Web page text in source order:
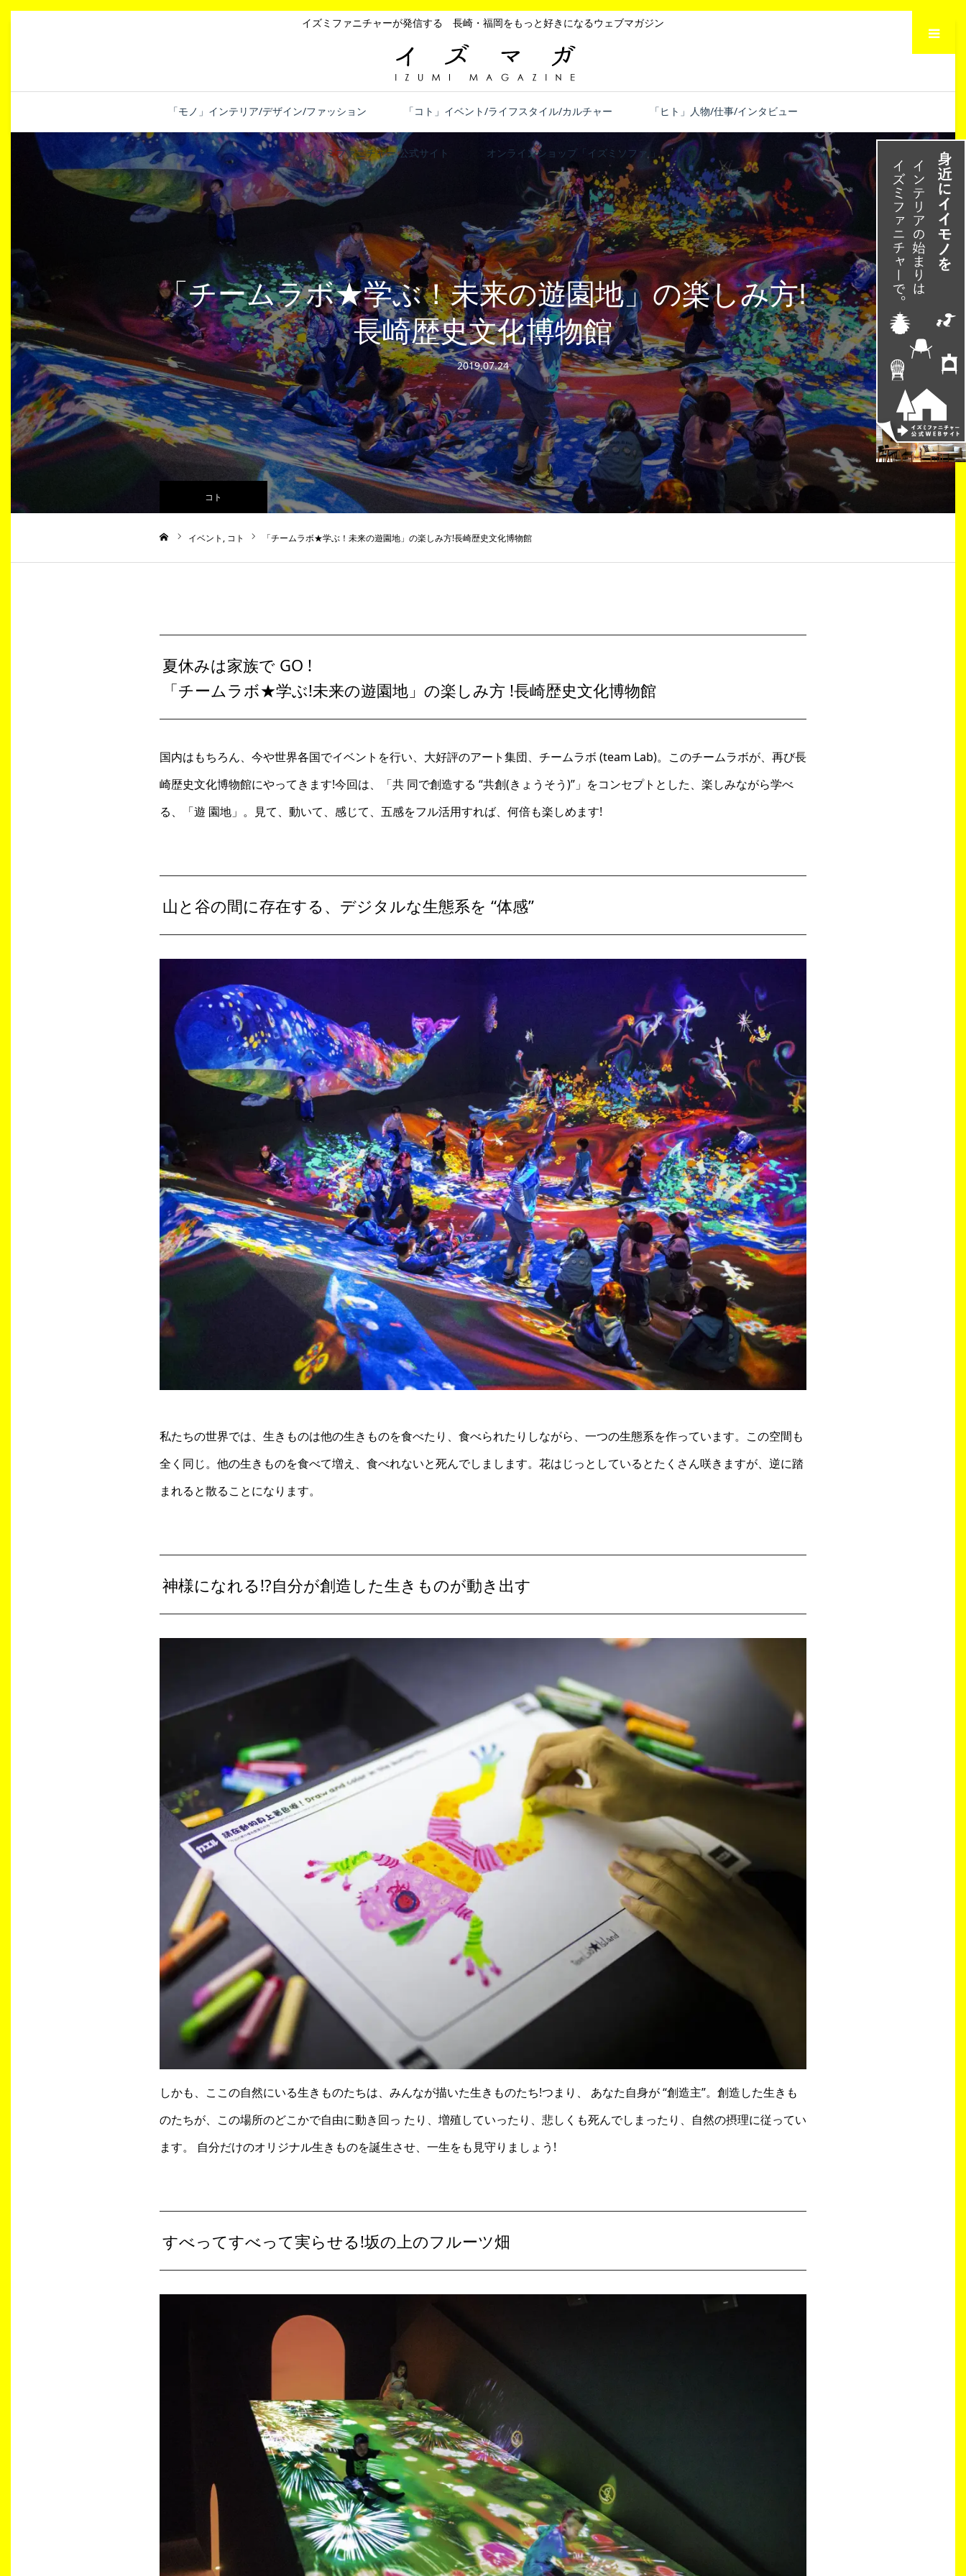
イズミファニチャーが発信する 長崎・福岡をもっと好きになるウェブマガジン
メニュー
「モノ」インテリア/デザイン/ファッション 「コト」イベント/ライフスタイル/カルチャー 「ヒト」人物/仕事/インタビュー
イズミファニチャー 公式サイト オンラインショップ「イズミソファ 」
「チームラボ★学ぶ！未来の遊園地」の楽しみ方!
長崎歴史文化博物館
2019.07.24
コト
イベント コト 「チームラボ★学ぶ！未来の遊園地」の楽しみ方!長崎歴史文化博物館
夏休みは家族で GO !
「チームラボ★学ぶ!未来の遊園地」の楽しみ方 !長崎歴史文化博物館
国内はもちろん、今や世界各国でイベントを行い、大好評のアート集団、チームラボ (team Lab)。このチームラボが、再び長
崎歴史文化博物館にやってきます!今回は、「共 同で創造する “共創(きょうそう)”」をコンセプトとした、楽しみながら学べ
る、「遊 園地」。見て、動いて、感じて、五感をフル活用すれば、何倍も楽しめます!
山と谷の間に存在する、デジタルな生態系を “体感”
私たちの世界では、生きものは他の生きものを食べたり、食べられたりしながら、一つの生態系を作っています。この空間も
全く同じ。他の生きものを食べて増え、食べれないと死んでしまします。花はじっとしているとたくさん咲きますが、逆に踏
まれると散ることになります。
神様になれる!?自分が創造した生きものが動き出す
しかも、ここの自然にいる生きものたちは、みんなが描いた生きものたち!つまり、 あなた自身が “創造主”。創造した生きも
のたちが、この場所のどこかで自由に動き回っ たり、増殖していったり、悲しくも死んでしまったり、自然の摂理に従ってい
ます。 自分だけのオリジナル生きものを誕生させ、一生をも見守りましょう!
すべってすべって実らせる!坂の上のフルーツ畑